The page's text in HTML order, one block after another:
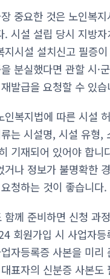
중요한 것은 노인복지
. 시설 설립 당시 지방자
지시설 설치신고 필증
분실했다면 관할 시·
발급을 요청할 수 있습
인복지법에 따른 시설
는 시설명, 시설 유형,
기재되어 있어야 합니
거나 정보가 불명확한
청하는 것이 좋습니다.
함께 준비하면 신청 과
회원가입 시 사업자등
자등록증 사본을 미리
표자의 신분증 사본도